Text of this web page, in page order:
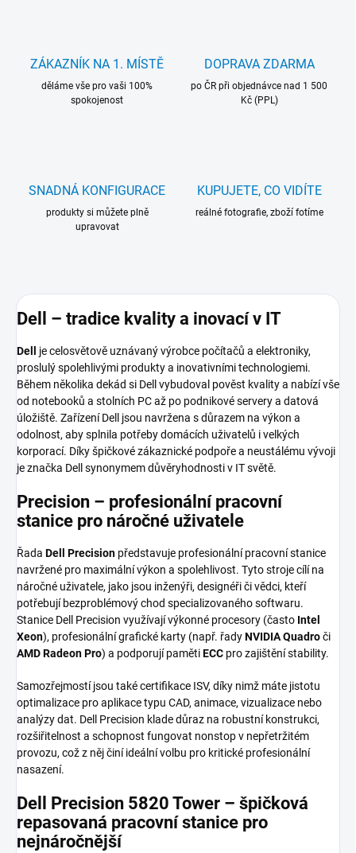
ZÁKAZNÍK NA 1. MÍSTĚ
děláme vše pro vaši 100%
spokojenost
DOPRAVA ZDARMA
po ČR při objednávce nad 1 500
Kč (PPL)
SNADNÁ KONFIGURACE
produkty si můžete plně
upravovat
KUPUJETE, CO VIDÍTE
reálné fotografie, zboží fotíme
Dell – tradice kvality a inovací v IT
Dell
je celosvětově uznávaný výrobce počítačů a elektroniky,
proslulý spolehlivými produkty a inovativními technologiemi.
Během několika dekád si Dell vybudoval pověst kvality a nabízí vše
od notebooků a stolních PC až po podnikové servery a datová
úložiště. Zařízení Dell jsou navržena s důrazem na výkon a
odolnost, aby splnila potřeby domácích uživatelů i velkých
korporací. Díky špičkové zákaznické podpoře a neustálému vývoji
je značka Dell synonymem důvěryhodnosti v IT světě.
Precision – profesionální pracovní
stanice pro náročné uživatele
Řada Dell Precision představuje profesionální pracovní stanice
navržené pro maximální výkon a spolehlivost. Tyto stroje cílí na
náročné uživatele, jako jsou inženýři, designéři či vědci, kteří
potřebují bezproblémový chod specializovaného softwaru.
Stanice Dell Precision využívají výkonné procesory (často Intel
Xeon), profesionální grafické karty (např. řadyNVIDIA Quadroči
AMD Radeon Pro) a podporují pamětiECC pro zajištění stability.
Samozřejmostí jsou také certifikace ISV, díky nimž máte jistotu
optimalizace pro aplikace typu CAD, animace, vizualizace nebo
analýzy dat. Dell Precision klade důraz na robustní konstrukci,
rozšiřitelnost a schopnost fungovat nonstop v nepřetržitém
provozu, což z něj činí ideální volbu pro kritické profesionální
nasazení.
Dell Precision 5820 Tower – špičková
repasovaná pracovní stanice pro
nejnáročnější